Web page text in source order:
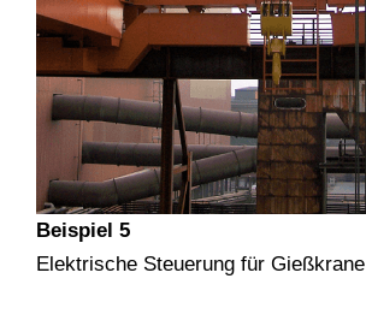
Beispiel 5
Elektrische Steuerung für Gießkrane